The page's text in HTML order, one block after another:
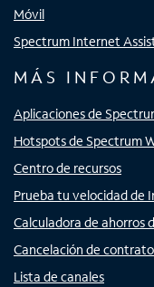
Móvil
Spectrum Internet
MÁS
Aplicaciones de
Hotspots de Spectrum
Centro de recursos
Prueba tu velocidad de
Calculadora de ahorros
Cancelación de contrato
Lista de canales